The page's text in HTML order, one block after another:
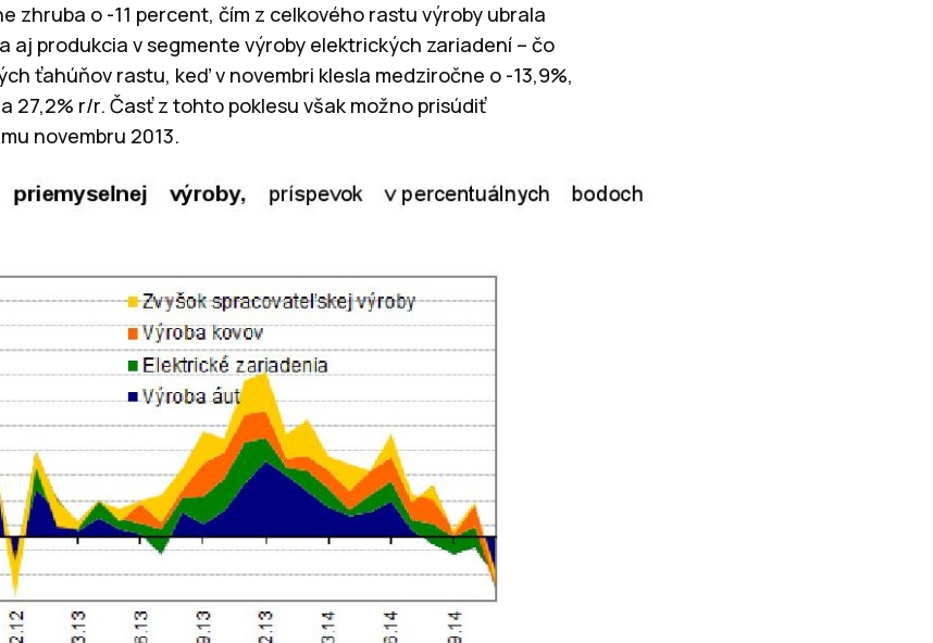
zhruba o -11 percent, čím z celkového rastu výroby ubrala
aj produkcia v segmente výroby elektrických zariadení – čo
ťahúňov rastu, keď v novembri klesla medziročne o -13,9%,
27,2% r/r. Časť z tohto poklesu však možno prisúdiť
novembru 2013.